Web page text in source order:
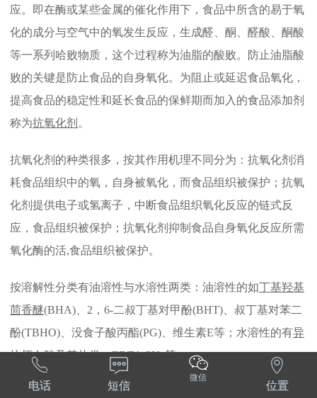
应。即在酶或某些金属的催化作用下，食品中所含的易于氧
化的成分与空气中的氧发生反应，生成醛、酮、醛酸、酮酸
等一系列哈败物质，这个过程称为油脂的酸败。防止油脂酸
败的关键是防止食品的自身氧化。为阻止或延迟食品氧化，
提高食品的稳定性和延长食品的保鲜期而加入的食品添加剂
称为抗氧化剂 。
抗氧化剂的种类很多，按其作用机理不同分为：抗氧化剂消
耗食品组织中的氧，自身被氧化，而食品组织被保护；抗氧
化剂提供电子或氢离子，中断食品组织氧化反应的链式反
应，食品组织被保护；抗氧化剂抑制食品自身氧化反应所需
氧化酶的活,食品组织被保护。
按溶解性分类有油溶性与水溶性两类：油溶性的如丁基羟基
茴香醚(BHA)、2，6-二叔丁基对甲酚(BHT)、叔丁基对苯二
酚(TBHO)、没食子酸丙酯(PG)、维生素E等；水溶性的有异
抗坏血酸及其盐类、EDTA-2Na等。
按来源分类可分为天然与人工合成两类：天然的如DL-α-生

电话

短信
微信

位置